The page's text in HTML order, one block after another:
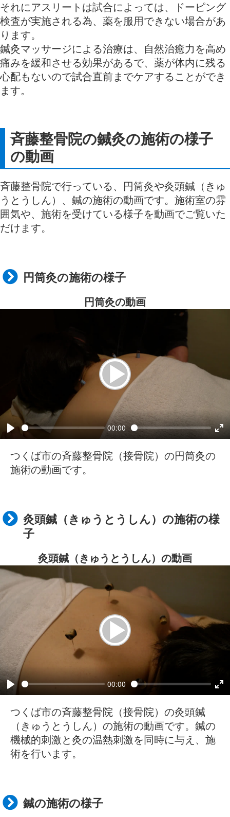
それにアスリートは試合によっては、ドーピング
検査が実施される為、薬を服用できない場合があ
ります。
鍼灸マッサージによる治療は、自然治癒力を高め
痛みを緩和させる効果があるで、薬が体内に残る
心配もないので試合直前までケアすることができ
ます。
斉藤整骨院の鍼灸の施術の様子
の動画
斉藤整骨院で行っている、円筒灸や灸頭鍼（きゅ
うとうしん）、鍼の施術の動画です。施術室の雰
囲気や、施術を受けている様子を動画でご覧いた
だけます。
円筒灸の施術の様子
円筒灸の動画
00:00
つくば市の斉藤整骨院（接骨院）の円筒灸の
施術の動画です。
灸頭鍼（きゅうとうしん）の施術の様
子
灸頭鍼（きゅうとうしん）の動画
00:00
つくば市の斉藤整骨院（接骨院）の灸頭鍼
（きゅうとうしん）の施術の動画です。鍼の
機械的刺激と灸の温熱刺激を同時に与え、施
術を行います。
鍼の施術の様子